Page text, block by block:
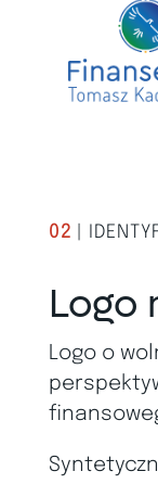
02 |
Logo
Logo o